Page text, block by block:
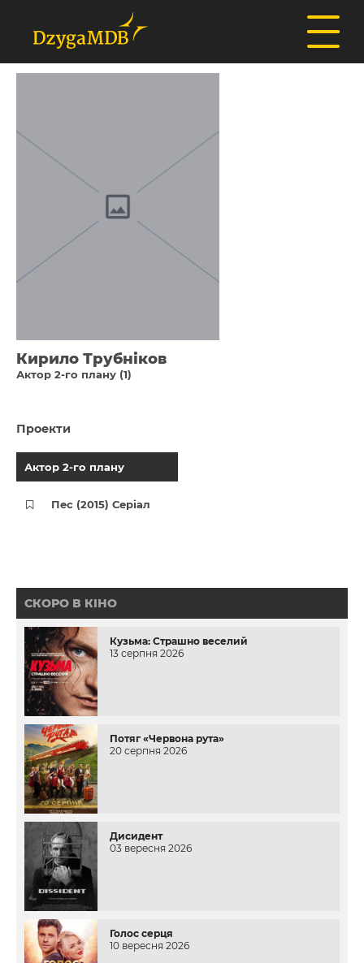
Кирило Трубніков
Актор 2-го плану (1)
Проекти
Актор 2-го плану
Пес (2015) Серіал
СКОРО В КІНО
Кузьма: Страшно веселий
13 серпня 2026
Потяг «Червона рута»
20 серпня 2026
Дисидент
03 вересня 2026
Голос серця
10 вересня 2026